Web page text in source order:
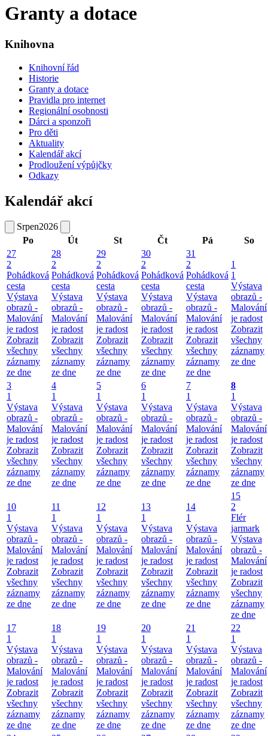
Granty a dotace
Knihovna
Knihovní řád
Historie
Granty a dotace
Pravidla pro internet
Regionální osobnosti
Dárci a sponzoři
Pro děti
Aktuality
Kalendář akcí
Prodloužení výpůjčky
Odkazy
Kalendář akcí
Srpen2026
Po
Út St Čt Pá
So
27
2
Pohádková
cesta
Výstava
obrazů -
Malování
je radost
Zobrazit
všechny
záznamy
ze dne
28
2
Pohádková
cesta
Výstava
obrazů -
Malování
je radost
Zobrazit
všechny
záznamy
ze dne
29
2
Pohádková
cesta
Výstava
obrazů -
Malování
je radost
Zobrazit
všechny
záznamy
ze dne
30
2
Pohádková
cesta
Výstava
obrazů -
Malování
je radost
Zobrazit
všechny
záznamy
ze dne
31
2
Pohádková
cesta
Výstava
obrazů -
Malování
je radost
Zobrazit
všechny
záznamy
ze dne
1
1
Výstava
obrazů -
Malování
je radost
Zobrazit
všechny
záznamy
ze dne
3
1
Výstava
obrazů -
Malování
je radost
Zobrazit
všechny
záznamy
ze dne
4
1
Výstava
obrazů -
Malování
je radost
Zobrazit
všechny
záznamy
ze dne
5
1
Výstava
obrazů -
Malování
je radost
Zobrazit
všechny
záznamy
ze dne
6
1
Výstava
obrazů -
Malování
je radost
Zobrazit
všechny
záznamy
ze dne
7
1
Výstava
obrazů -
Malování
je radost
Zobrazit
všechny
záznamy
ze dne
8
1
Výstava
obrazů -
Malování
je radost
Zobrazit
všechny
záznamy
ze dne
10
1
Výstava
obrazů -
Malování
je radost
Zobrazit
všechny
záznamy
ze dne
11
1
Výstava
obrazů -
Malování
je radost
Zobrazit
všechny
záznamy
ze dne
12
1
Výstava
obrazů -
Malování
je radost
Zobrazit
všechny
záznamy
ze dne
13
1
Výstava
obrazů -
Malování
je radost
Zobrazit
všechny
záznamy
ze dne
14
1
Výstava
obrazů -
Malování
je radost
Zobrazit
všechny
záznamy
ze dne
15
2
Flér
jarmark
Výstava
obrazů -
Malování
je radost
Zobrazit
všechny
záznamy
ze dne
17
1
Výstava
obrazů -
Malování
je radost
Zobrazit
všechny
záznamy
ze dne
18
1
Výstava
obrazů -
Malování
je radost
Zobrazit
všechny
záznamy
ze dne
19
1
Výstava
obrazů -
Malování
je radost
Zobrazit
všechny
záznamy
ze dne
20
1
Výstava
obrazů -
Malování
je radost
Zobrazit
všechny
záznamy
ze dne
21
1
Výstava
obrazů -
Malování
je radost
Zobrazit
všechny
záznamy
ze dne
22
1
Výstava
obrazů -
Malování
je radost
Zobrazit
všechny
záznamy
ze dne